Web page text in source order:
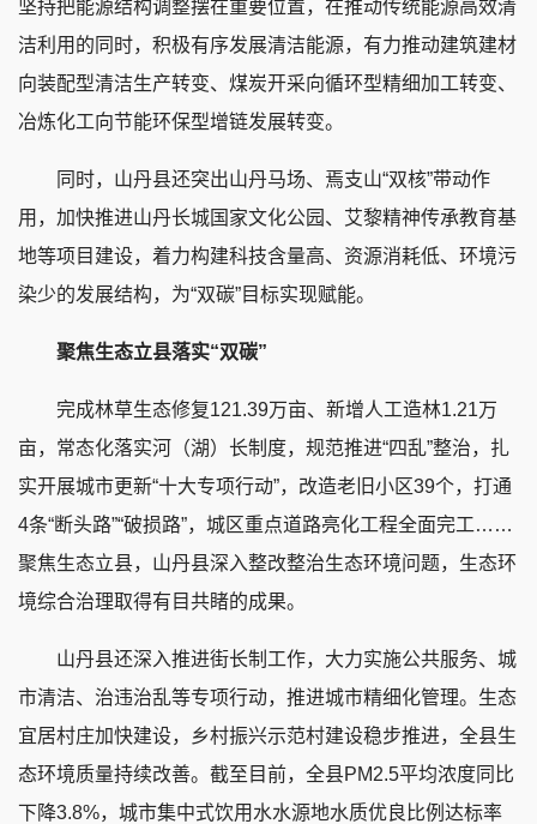
坚持把能源结构调整摆在重要位置，在推动传统能源高效清
洁利用的同时，积极有序发展清洁能源，有力推动建筑建材
向装配型清洁生产转变、煤炭开采向循环型精细加工转变、
冶炼化工向节能环保型增链发展转变。
同时，山丹县还突出山丹马场、焉支山“双核”带动作
用，加快推进山丹长城国家文化公园、艾黎精神传承教育基
地等项目建设，着力构建科技含量高、资源消耗低、环境污
染少的发展结构，为“双碳”目标实现赋能。
聚焦生态立县落实“双碳”
完成林草生态修复121.39万亩、新增人工造林1.21万
亩，常态化落实河（湖）长制度，规范推进“四乱”整治，扎
实开展城市更新“十大专项行动”，改造老旧小区39个，打通
4条“断头路”“破损路”，城区重点道路亮化工程全面完工……
聚焦生态立县，山丹县深入整改整治生态环境问题，生态环
境综合治理取得有目共睹的成果。
山丹县还深入推进街长制工作，大力实施公共服务、城
市清洁、治违治乱等专项行动，推进城市精细化管理。生态
宜居村庄加快建设，乡村振兴示范村建设稳步推进，全县生
态环境质量持续改善。截至目前，全县PM2.5平均浓度同比
下降3.8%，城市集中式饮用水水源地水质优良比例达标率